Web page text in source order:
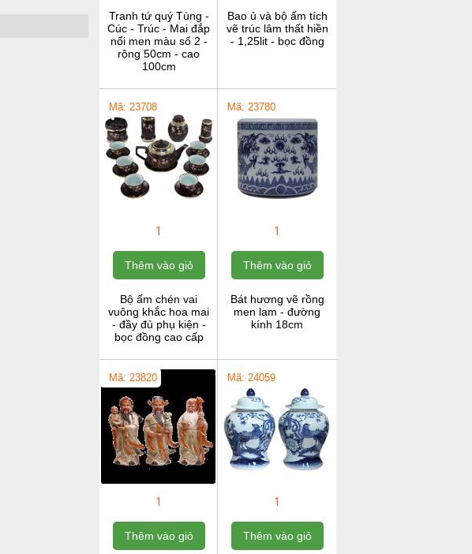
Tranh tứ quý Tùng -
Cúc - Trúc - Mai đắp
nổi men màu số 2 -
rộng 50cm - cao
100cm
Bao ủ và bộ ấm tích
vẽ trúc lâm thất hiền
- 1,25lit - bọc đồng
Mã: 23708
1
Thêm vào giỏ
Bộ ấm chén vai
vuông khắc hoa mai
- đầy đủ phụ kiện -
bọc đồng cao cấp
Mã: 23780
1
Thêm vào giỏ
Bát hương vẽ rồng
men lam - đường
kính 18cm
Mã: 23820
1
Thêm vào giỏ
Mã: 24059
1
Thêm vào giỏ